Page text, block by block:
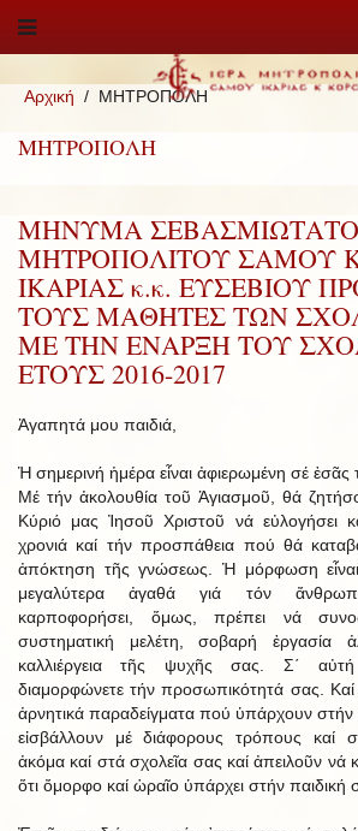
Αρχική ΜΗΤΡΟΠΟΛΗ
ΜΗΤΡΟΠΟΛΗ
ΜΗΝΥΜΑ
ΜΗΤΡΟΠΟΛΙΤΟΥ ΣΑΜΟΥ
ΙΚΑΡΙΑΣ κ.κ. ΕΥΣΕΒΙΟΥ
ΤΟΥΣ ΜΑΘΗΤΕΣ ΤΩΝ
ΜΕ ΤΗΝ ΕΝΑΡΞΗ ΤΟΥ
ΕΤΟΥΣ 2016-2017
Ἀγαπητά μου παιδιά,
Ἡ σημερινή ἡμέρα εἶναι ἀφιερωμένη σέ ἐσᾶς
Μέ τήν ἀκολουθία τοῦ Ἁγιασμοῦ, θά
Κύριό μας Ἰησοῦ Χριστοῦ νά εὐλογήσει
χρονιά καί τήν προσπάθεια πού θά
ἀπόκτηση τῆς γνώσεως. Ἡ μόρφωση
μεγαλύτερα ἀγαθά γιά τόν
καρποφορήσει, ὅμως, πρέπει νά
συστηματική μελέτη, σοβαρή ἐργασία
καλλιέργεια τῆς ψυχῆς σας. Σ΄ αὐτή
διαμορφώνετε τήν προσωπικότητά σας.
ἀρνητικά παραδείγματα πού ὑπάρχουν στήν
εἰσβάλλουν μέ διάφορους τρόπους καί
ἀκόμα καί στά σχολεῖα σας καί ἀπειλοῦν νά
ὅτι ὄμορφο καί ὡραῖο ὑπάρχει στήν παιδική